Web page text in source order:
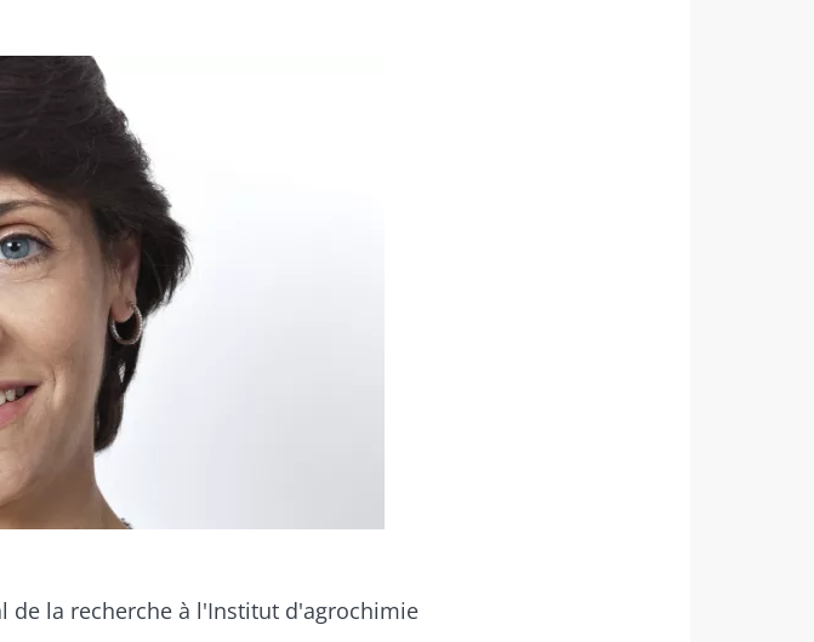
de la recherche à l'Institut d'agrochimie
vite !
recevez une fois par mois "The